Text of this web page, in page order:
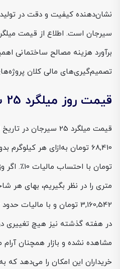
نشان‌دهنده کیفیت و دقت در
برآورد هزینه مصالح ساختمانی
تصمیم‌گیری‌های مالی کلان
قیمت روز میلگرد 25 سیرجان
متری را در نظر بگیریم، بهای هر
مشاهده نشده و بازار همچنان
خریداران این امکان را می‌دهد که